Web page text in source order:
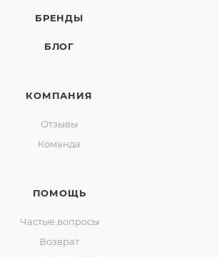
БРЕНДЫ
БЛОГ
КОМПАНИЯ
Отзывы
Команда
ПОМОЩЬ
Частые вопросы
Возврат